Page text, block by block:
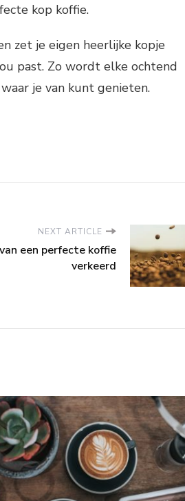
kop koffie.
zet je eigen heerlijke kopje
past. Zo wordt elke ochtend
je van kunt genieten.
NEXT ARTICLE
een perfecte koffie
verkeerd